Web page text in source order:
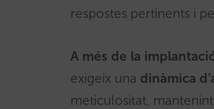
respostes pertinents i
A més de la
exigeix una dinàmica
meticulositat,